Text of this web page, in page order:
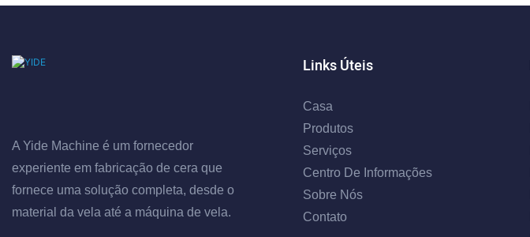
A Yide Machine é um fornecedor
experiente em fabricação de cera que
fornece uma solução completa, desde o
material da vela até a máquina de vela.
Links Úteis
Casa
Produtos
Serviços
Centro De Informações
Sobre Nós
Contato